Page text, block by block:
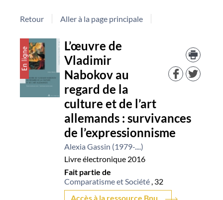
Retour Aller à la page principale
Détail
document
L’œuvre de
Vladimir
Nabokov au
regard de la
culture et de l’art
allemands : survivances
de l’expressionnisme
Alexia Gassin (1979-....)
Livre électronique 2016
Fait partie de
Comparatisme et Société, 32
Accès à la ressource Bnu